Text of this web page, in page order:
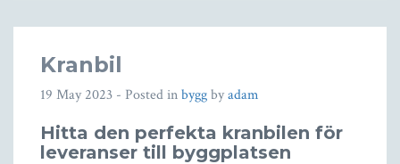
Kranbil
19 May 2023 - Posted inbyggbyadam
Hitta den perfekta kranbilen för
leveranser till byggplatsen